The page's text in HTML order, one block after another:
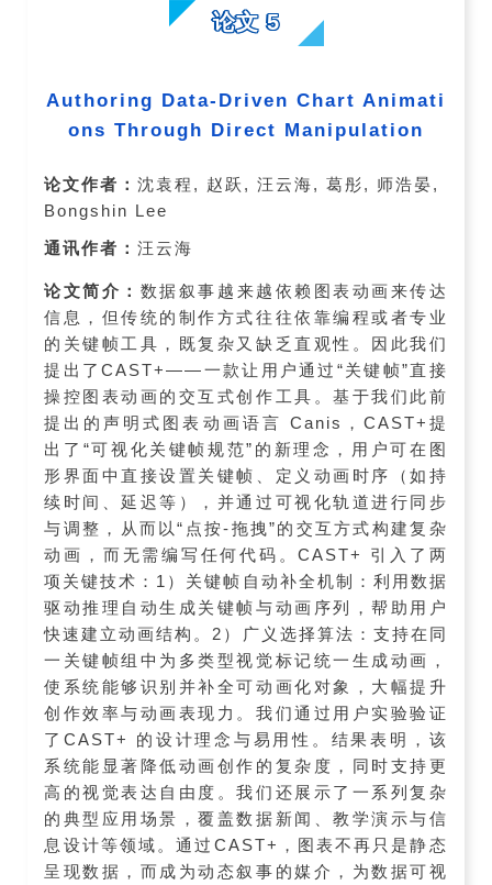
论文 5
Authoring Data-Driven Chart Animati
ons Through Direct Manipulation
论文作者：沈袁程, 赵跃, 汪云海, 葛彤, 师浩晏,
Bongshin Lee
通讯作者：汪云海
论文简介： 数据叙事越来越依赖图表动画来传达
信息，但传统的制作方式往往依靠编程或者专业
的关键帧工具，既复杂又缺乏直观性。因此我们
提出了CAST+——一款让用户通过“关键帧”直接
操控图表动画的交互式创作工具。基于我们此前
提出的声明式图表动画语言 Canis，CAST+提
出了“可视化关键帧规范”的新理念，用户可在图
形界面中直接设置关键帧、定义动画时序（如持
续时间、延迟等），并通过可视化轨道进行同步
与调整，从而以“点按-拖拽”的交互方式构建复杂
动画，而无需编写任何代码。CAST+ 引入了两
项关键技术：1）关键帧自动补全机制：利用数据
驱动推理自动生成关键帧与动画序列，帮助用户
快速建立动画结构。2）广义选择算法：支持在同
一关键帧组中为多类型视觉标记统一生成动画，
使系统能够识别并补全可动画化对象，大幅提升
创作效率与动画表现力。我们通过用户实验验证
了CAST+ 的设计理念与易用性。结果表明，该
系统能显著降低动画创作的复杂度，同时支持更
高的视觉表达自由度。我们还展示了一系列复杂
的典型应用场景，覆盖数据新闻、教学演示与信
息设计等领域。通过CAST+，图表不再只是静态
呈现数据，而成为动态叙事的媒介，为数据可视